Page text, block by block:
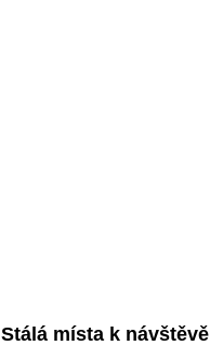
Stálá místa k návštěvě